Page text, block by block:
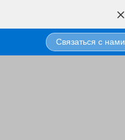
Связаться с нами